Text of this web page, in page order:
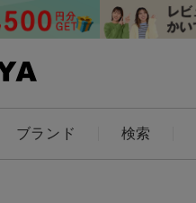
ブランド 検索